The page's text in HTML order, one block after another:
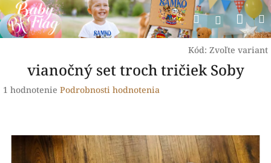
Prejsť
na
obsah
Hľadať
Kód: Zvoľte variant
vianočný set troch tričiek Soby
Priemerné
5,0
1 hodnotenie Podrobnosti hodnotenia